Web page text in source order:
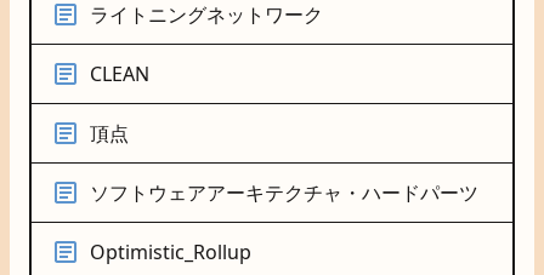
ライトニングネットワーク
CLEAN
頂点
ソフトウェアアーキテクチャ・ハードパーツ
Optimistic_Rollup